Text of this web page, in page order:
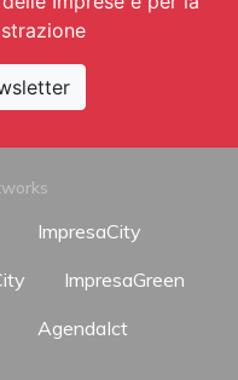
ImpresaCity
ImpresaGreen
AgendaIct